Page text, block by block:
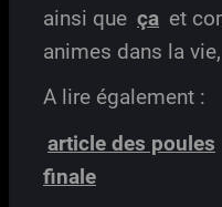
ainsi que ça et
animes dans la vie,
A lire également :
article des poules
finale